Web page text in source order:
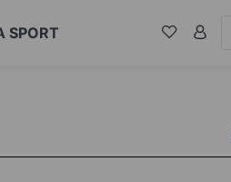
SPORT